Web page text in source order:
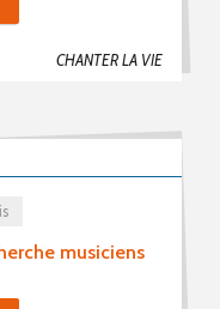
CHANTER LA VIE
musiciens